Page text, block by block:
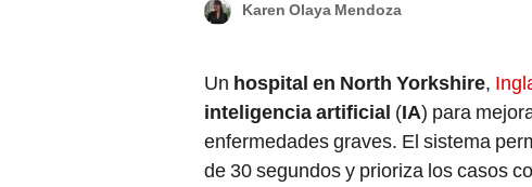
Karen Olaya Mendoza
Un hospital en North Yorkshire,
inteligencia artificial (IA) para
enfermedades graves. El sistema
de 30 segundos y prioriza los casos